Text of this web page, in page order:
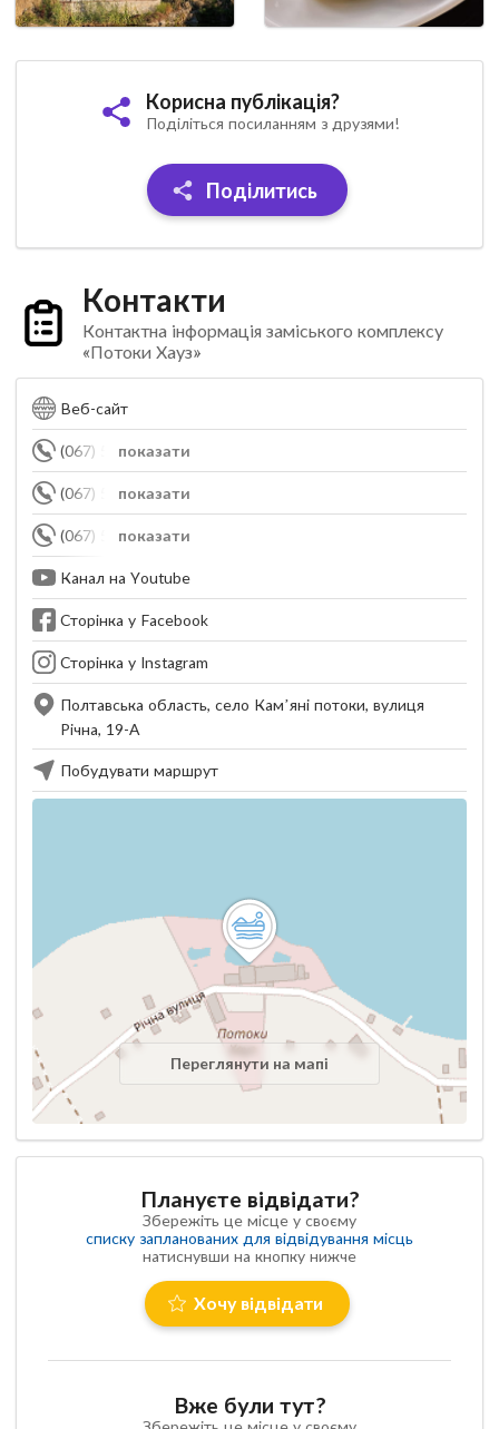
Корисна публікація?
Поділіться посиланням з друзями!
Поділитись
Контакти
Контактна інформація заміського комплексу
«Потоки Хауз»
Веб-сайт
показати
(067) 571-88-99
показати
(067) 570-88-99
показати
(067) 574-88-99
Канал на Youtube
Сторінка у Facebook
Сторінка у Instagram
Полтавська область, село Кам’яні потоки, вулиця
Річна, 19-А
Побудувати маршрут
Переглянути на мапі
Плануєте відвідати?
Збережіть це місце у своєму
списку запланованих для відвідування місць
натиснувши на кнопку нижче
Хочу відвідати
Вже були тут?